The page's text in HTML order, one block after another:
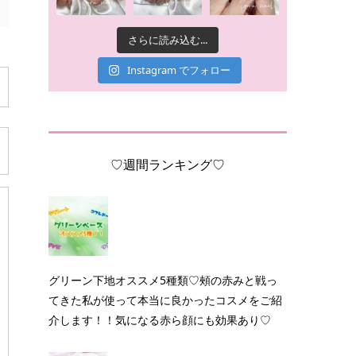
さらに読み込む...
Instagram でフォロー
♡週間ランキング♡
グリーン下地オススメ5種類♡頰の赤みと戦っ
てきた私が使って本当に良かったコスメをご紹
介します！！気になる赤ら顔にも効果あり♡